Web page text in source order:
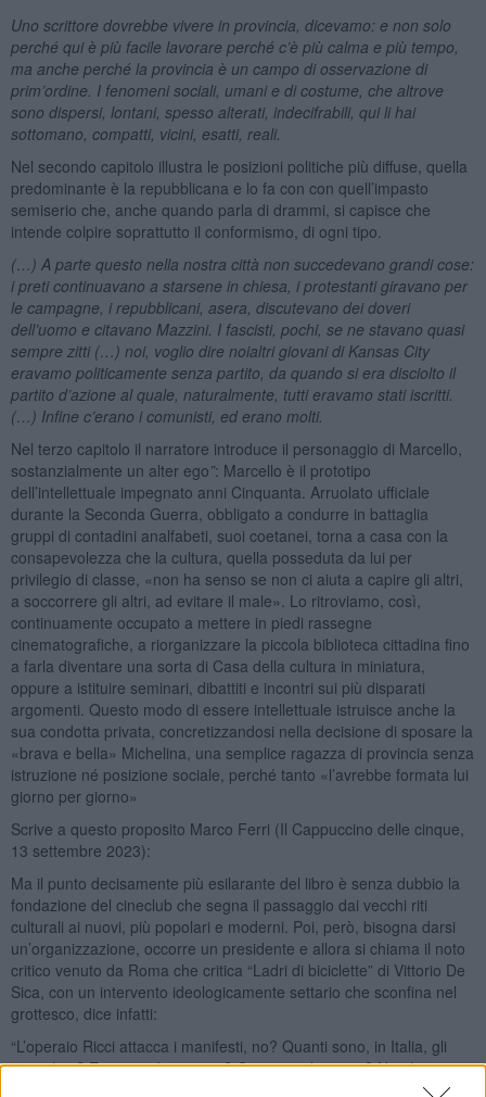
Uno scrittore dovrebbe vivere in provincia, dicevamo: e non solo
perché qui è più facile lavorare perché c’è più calma e più tempo,
ma anche perché la provincia è un campo di osservazione di
prim’ordine. I fenomeni sociali, umani e di costume, che altrove
sono dispersi, lontani, spesso alterati, indecifrabili, qui li hai
sottomano, compatti, vicini, esatti, reali.
Nel secondo capitolo illustra le posizioni politiche più diffuse, quella
predominante è la repubblicana e lo fa con con quell’impasto
semiserio che, anche quando parla di drammi, si capisce che
intende colpire soprattutto il conformismo, di ogni tipo.
(…) A parte questo nella nostra città non succedevano grandi cose:
i preti continuavano a starsene in chiesa, i protestanti giravano per
le campagne, i repubblicani, asera, discutevano dei doveri
dell’uomo e citavano Mazzini. I fascisti, pochi, se ne stavano quasi
sempre zitti (…) noi, voglio dire noialtri giovani di Kansas City
eravamo politicamente senza partito, da quando si era disciolto il
partito d’azione al quale, naturalmente, tutti eravamo stati iscritti.
(…) Infine c’erano i comunisti, ed erano molti.
Nel terzo capitolo il narratore introduce il personaggio di Marcello,
sostanzialmente un alter ego”: Marcello è il prototipo
dell’intellettuale impegnato anni Cinquanta. Arruolato ufficiale
durante la Seconda Guerra, obbligato a condurre in battaglia
gruppi di contadini analfabeti, suoi coetanei, torna a casa con la
consapevolezza che la cultura, quella posseduta da lui per
privilegio di classe, «non ha senso se non ci aiuta a capire gli altri,
a soccorrere gli altri, ad evitare il male». Lo ritroviamo, così,
continuamente occupato a mettere in piedi rassegne
cinematografiche, a riorganizzare la piccola biblioteca cittadina fino
a farla diventare una sorta di Casa della cultura in miniatura,
oppure a istituire seminari, dibattiti e incontri sui più disparati
argomenti. Questo modo di essere intellettuale istruisce anche la
sua condotta privata, concretizzandosi nella decisione di sposare la
«brava e bella» Michelina, una semplice ragazza di provincia senza
istruzione né posizione sociale, perché tanto «l’avrebbe formata lui
giorno per giorno»
Scrive a questo proposito Marco Ferri (Il Cappuccino delle cinque,
13 settembre 2023):
Ma il punto decisamente più esilarante del libro è senza dubbio la
fondazione del cineclub che segna il passaggio dai vecchi riti
culturali ai nuovi, più popolari e moderni. Poi, però, bisogna darsi
un’organizzazione, occorre un presidente e allora si chiama il noto
critico venuto da Roma che critica “Ladri di biciclette” di Vittorio De
Sica, con un intervento ideologicamente settario che sconfina nel
grottesco, dice infatti:
“L’operaio Ricci attacca i manifesti, no? Quanti sono, in Italia, gli
attacchini? E quanti i braccianti? Quanti i siderurgici? Non ho con
me i dati esatti, ma la non tipicità dell’uomo di De Sica mi pare di